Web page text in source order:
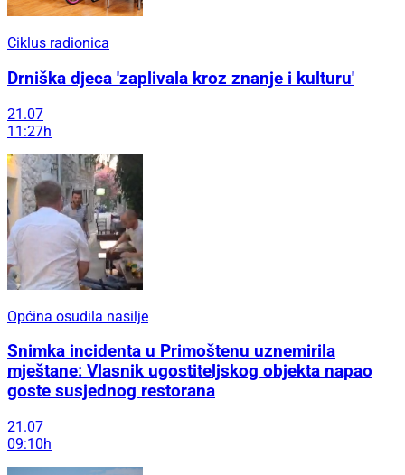
Ciklus radionica
Drniška djeca 'zaplivala kroz znanje i kulturu'
21.07
11:27h
Općina osudila nasilje
Snimka incidenta u Primoštenu uznemirila
mještane: Vlasnik ugostiteljskog objekta napao
goste susjednog restorana
21.07
09:10h